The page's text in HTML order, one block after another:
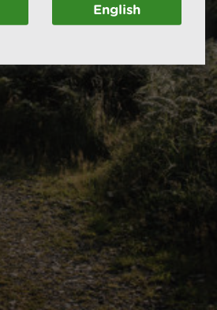
English